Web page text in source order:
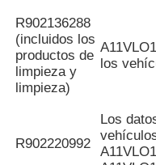
R902136288
(incluidos los
productos de
limpieza y
limpieza)
los
R902220992
Los